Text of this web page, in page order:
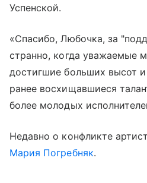
Успенской.
«Спасибо, Любочка, за
странно, когда уважаемые
достигшие больших высот
ранее восхищавшиеся
более молодых
Недавно о конфликте
Мария Погребняк.